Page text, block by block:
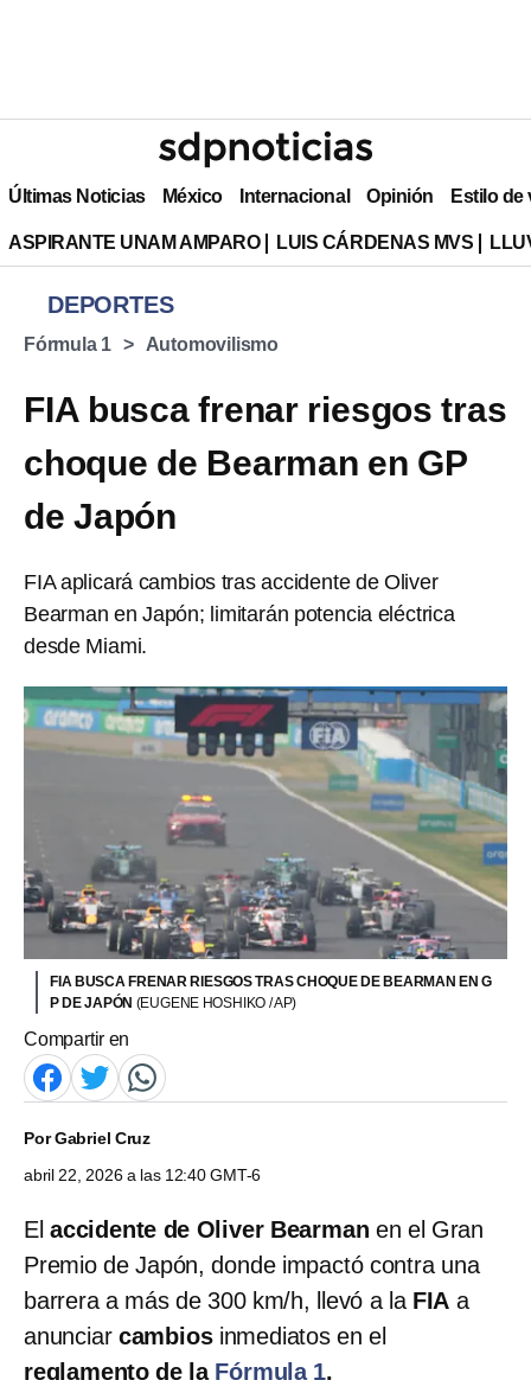
Últimas Noticias México Internacional Opinión Estilo de
ASPIRANTE UNAM AMPARO LUIS CÁRDENAS MVS
DEPORTES
Fórmula 1 Automovilismo
FIA busca frenar riesgos tras
choque de Bearman en GP
de Japón
FIA aplicará cambios tras accidente de Oliver
Bearman en Japón; limitarán potencia eléctrica
desde Miami.
FIA BUSCA FRENAR RIESGOS TRAS CHOQUE DE BEARMAN EN G
P DE JAPÓN (EUGENE HOSHIKO / AP)
Compartir en
PorGabriel Cruz
abril 22, 2026 a las 12:40 GMT-6
El accidente de Oliver Bearman en el Gran
Premio de Japón, donde impactó contra una
barrera a más de 300 km/h, llevó a la FIA a
anunciar cambios inmediatos en el
reglamento de la Fórmula 1.